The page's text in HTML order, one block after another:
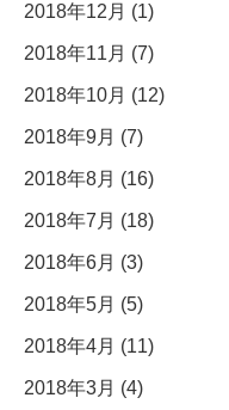
2018年12月 (1)
2018年11月 (7)
2018年10月 (12)
2018年9月 (7)
2018年8月 (16)
2018年7月 (18)
2018年6月 (3)
2018年5月 (5)
2018年4月 (11)
2018年3月 (4)